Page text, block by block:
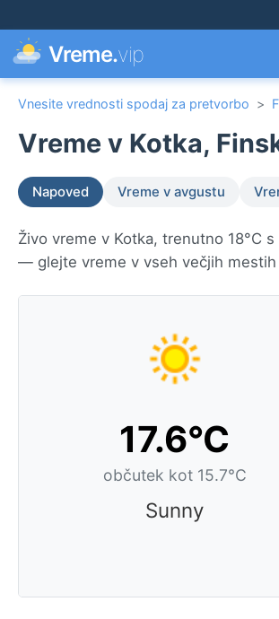
Vreme.vip
Vnesite vrednosti spodaj za pretvorbo >
Vreme v Kotka,
Napoved Vreme v avgustu
Živo vreme v Kotka, trenutno 18°C
— glejte vreme v vseh večjih mestih
17.6°C
občutek kot 15.7°C
Sunny